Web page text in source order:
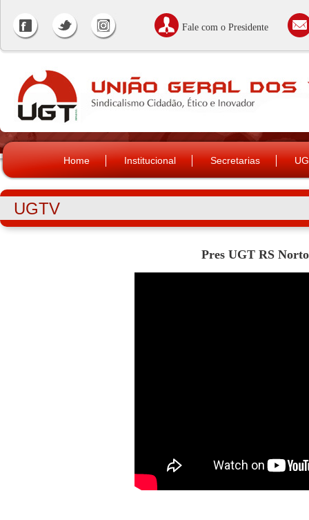
Fale com o Presidente
Home Institucional Secretarias
UGTV
Pres UGT RS